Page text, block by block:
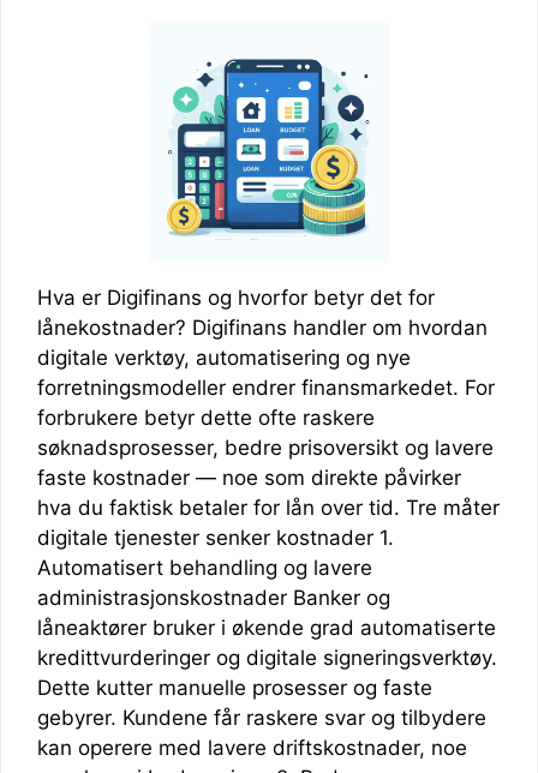
Hva er Digifinans og hvorfor betyr det for
lånekostnader? Digifinans handler om hvordan
digitale verktøy, automatisering og nye
forretningsmodeller endrer finansmarkedet. For
forbrukere betyr dette ofte raskere
søknadsprosesser, bedre prisoversikt og lavere
faste kostnader — noe som direkte påvirker
hva du faktisk betaler for lån over tid. Tre måter
digitale tjenester senker kostnader 1.
Automatisert behandling og lavere
administrasjonskostnader Banker og
låneaktører bruker i økende grad automatiserte
kredittvurderinger og digitale signeringsverktøy.
Dette kutter manuelle prosesser og faste
gebyrer. Kundene får raskere svar og tilbydere
kan operere med lavere driftskostnader, noe